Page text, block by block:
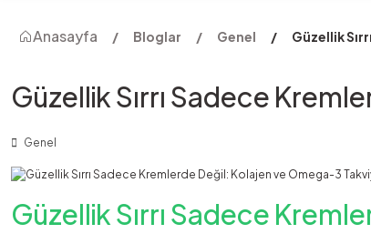
Anasayfa Bloglar Genel Güzellik
Güzellik Sırrı Sadece
Genel
Güzellik Sırrı Sadece